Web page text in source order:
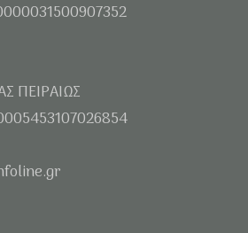
ΠΕΙΡΑΙΩΣ